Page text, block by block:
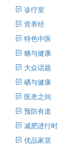
诊疗室
营养经
特色中医
糖与健康
大众话题
硒与健康
医患之间
预防有道
减肥进行时
优品家居